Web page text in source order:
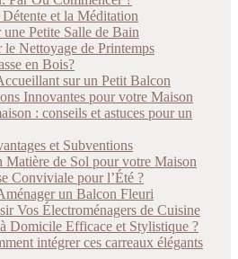
et la Méditation
Petite Salle de Bain
Nettoyage de Printemps
en Bois?
sur un Petit Balcon
Innovantes pour votre Maison
: conseils et astuces pour un
et Subventions
Matière de Sol pour votre Maison
Conviviale pour l’Été ?
un Balcon Fleuri
Vos Électroménagers de Cuisine
Domicile Efficace et Stylistique ?
intégrer ces carreaux élégants